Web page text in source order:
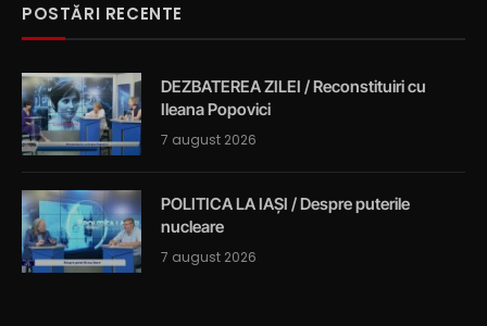
POSTĂRI RECENTE
DEZBATEREA ZILEI / Reconstituiri cu
Ileana Popovici
7 august 2026
POLITICA LA IAȘI / Despre puterile
nucleare
7 august 2026